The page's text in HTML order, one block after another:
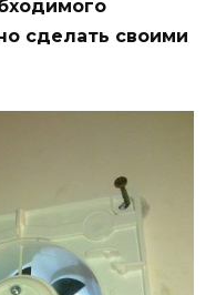
сделать своими